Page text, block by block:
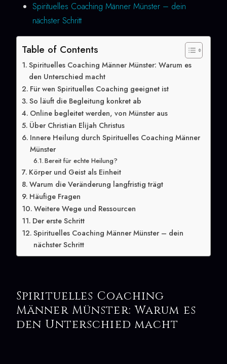
Spirituelles Coaching Männer Münster – dein
nächster Schritt
Table of Contents
Spirituelles Coaching Männer Münster: Warum es
den Unterschied macht
Für wen Spirituelles Coaching geeignet ist
So läuft die Begleitung konkret ab
Online begleitet werden, von Münster aus
Über Christian Elijah Christus
Innere Heilung durch Spirituelles Coaching Männer
Münster
Bereit für echte Heilung?
Körper und Geist als Einheit
Warum die Veränderung langfristig trägt
Häufige Fragen
Weitere Wege und Ressourcen
Der erste Schritt
Spirituelles Coaching Männer Münster – dein
nächster Schritt
Spirituelles Coaching
Männer Münster: Warum es
den Unterschied macht